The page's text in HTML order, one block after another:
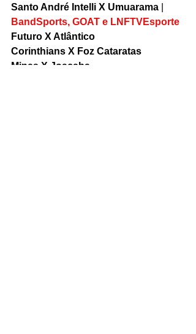
Santo André Intelli X Umuarama
BandSports, GOAT e LNFTVEsporte
Futuro X Atlântico
Corinthians X Foz Cataratas
Minas X Joaçaba